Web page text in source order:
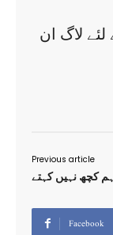
لاگ ان
Previous article
Facebook